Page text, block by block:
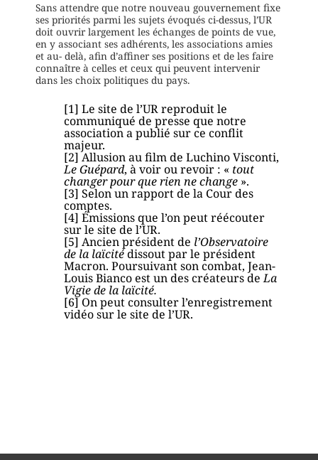
Sans attendre que notre nouveau gouvernement fixe
ses priorités parmi les sujets évoqués ci-dessus, l’UR
doit ouvrir largement les échanges de points de vue,
en y associant ses adhérents, les associations amies
et au- delà, afin d’affiner ses positions et de les faire
connaître à celles et ceux qui peuvent intervenir
dans les choix politiques du pays.
[1] Le site de l’UR reproduit le
communiqué de presse que notre
association a publié sur ce conflit
majeur.
[2] Allusion au film de Luchino Visconti,
Le Guépard, à voir ou revoir : « tout
changer pour que rien ne change ».
[3] Selon un rapport de la Cour des
comptes.
[4] Émissions que l’on peut réécouter
sur le site de l’UR.
[5] Ancien président de l’Observatoire
de la laïcitédissout par le président
Macron. Poursuivant son combat, Jean-
Louis Bianco est un des créateurs deLa
Vigie de la laïcité.
[6]On peut consulter l’enregistrement
vidéo sur le site de l’UR.